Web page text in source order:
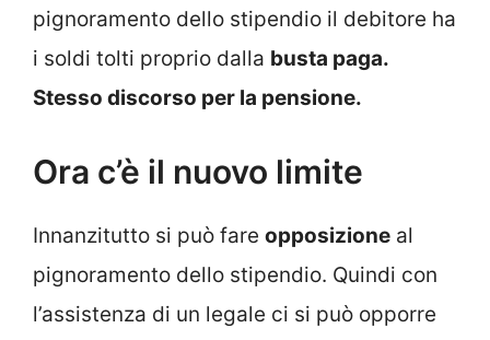
pignoramento dello stipendio il debitore ha
i soldi tolti proprio dalla busta paga.
Stesso discorso per la pensione.
Ora c’è il nuovo limite
Innanzitutto si può fare opposizione al
pignoramento dello stipendio. Quindi con
l’assistenza di un legale ci si può opporre